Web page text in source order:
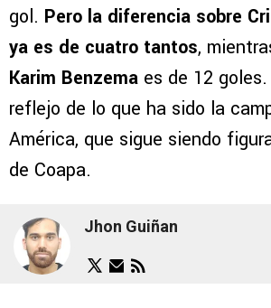
gol. Pero la diferencia sobre
ya es de cuatro tantos,
Karim Benzema es de 12
reflejo de lo que ha sido la
América, que sigue siendo
de Coapa.
Jhon Guiñan